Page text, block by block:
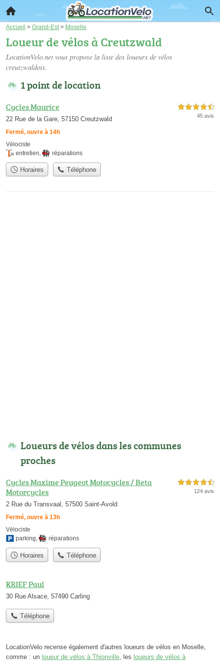
Accueil > Grand-Est > Moselle
Loueur de vélos à Creutzwald
LocationVelo.net vous propose la liste des loueurs de vélos
creutzwaldois.
1 point de location
Cycles Maurice
22 Rue de la Gare, 57150 Creutzwald
Fermé, ouvre à 14h
4,5 étoiles sur 5
45 avis
Vélociste
entretien, réparations
Horaires Téléphone
Loueurs de vélos dans les communes
proches
Cycles Maxime Peugeot Motocycles / Beta
Motorcycles
2 Rue du Transvaal, 57500 Saint-Avold
Fermé, ouvre à 13h
4,5 étoiles sur 5
124 avis
Vélociste
parking, réparations
Horaires Téléphone
KRIEF Paul
30 Rue Alsace, 57490 Carling
Téléphone
LocationVelo recense également d'autres loueurs de vélos en Moselle,
comme : un loueur de vélos à Thionville, les loueurs de vélos à